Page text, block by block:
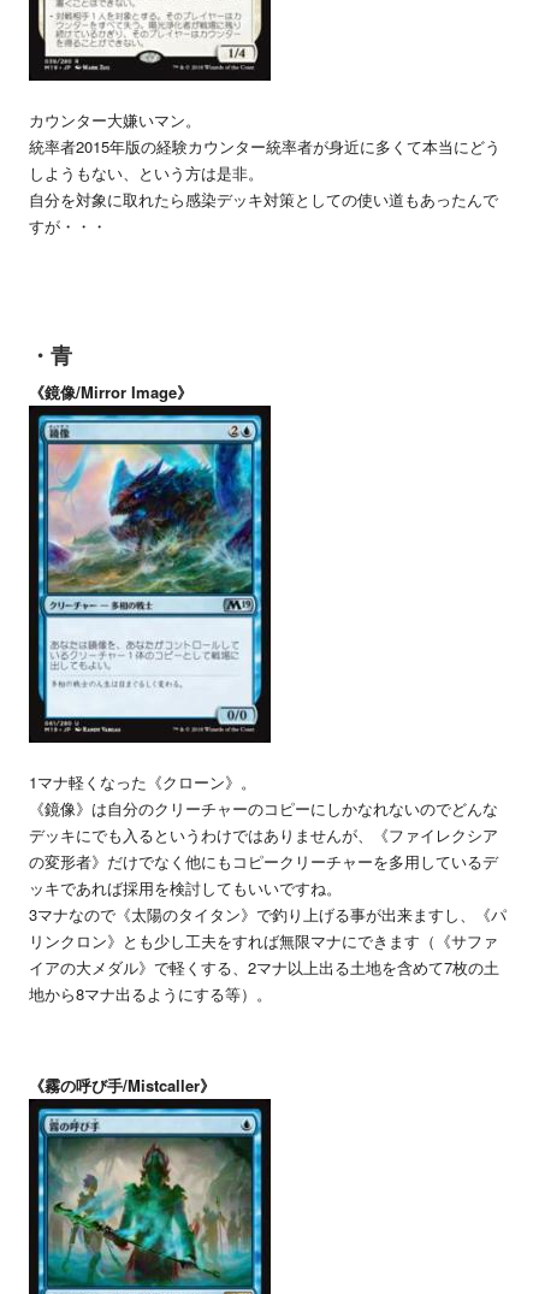
カウンター大嫌いマン。
統率者2015年版の経験カウンター統率者が身近に多くて本当にどう
しようもない、という方は是非。
自分を対象に取れたら感染デッキ対策としての使い道もあったんで
すが・・・
・青
《鏡像/Mirror Image》
1マナ軽くなった《クローン》。
《鏡像》は自分のクリーチャーのコピーにしかなれないのでどんな
デッキにでも入るというわけではありませんが、《ファイレクシア
の変形者》だけでなく他にもコピークリーチャーを多用しているデ
ッキであれば採用を検討してもいいですね。
3マナなので《太陽のタイタン》で釣り上げる事が出来ますし、《パ
リンクロン》とも少し工夫をすれば無限マナにできます（《サファ
イアの大メダル》で軽くする、2マナ以上出る土地を含めて7枚の土
地から8マナ出るようにする等）。
《霧の呼び手/Mistcaller》